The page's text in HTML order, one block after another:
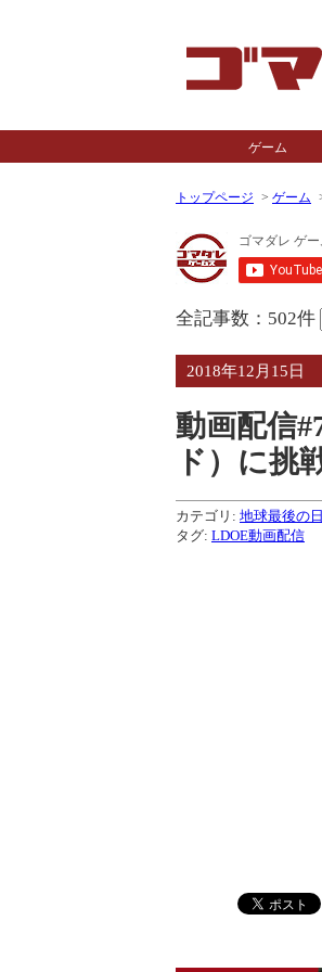
ゲーム
トップページ ゲーム
全記事数：502件
2018年12月15日
動画配信
ド）に挑
カテゴリ: 地球最後の
タグ: LDOE動画配信